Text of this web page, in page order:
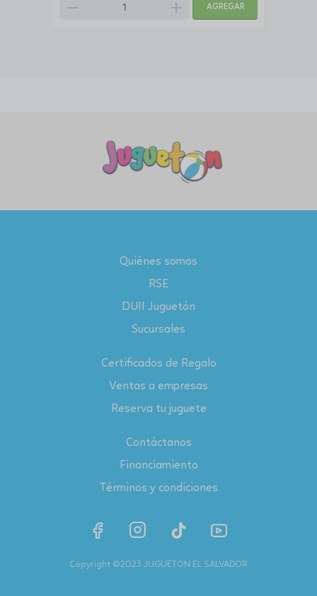
remove add AGREGAR
Quiénes somos
RSE
DUII Juguetón
Sucursales
Certificados de Regalo
Ventas a empresas
Reserva tu juguete
Contáctanos
Financiamiento
Términos y condiciones
Copyright ©2023 JUGUETON EL SALVADOR